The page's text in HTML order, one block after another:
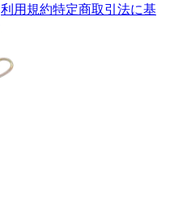
利用規約特定商取引法に基